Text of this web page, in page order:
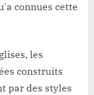
connues cette
les
construits
par des styles